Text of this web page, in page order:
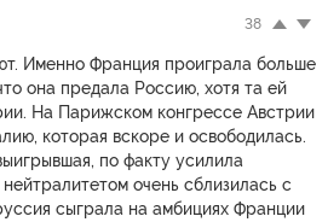
38
Именно Франция проиграла больше
она предала Россию, хотя та ей
На Парижском конгрессе Австрии
которая вскоре и освободилась.
по факту усилила
очень сблизилась с
сыграла на амбициях Франции